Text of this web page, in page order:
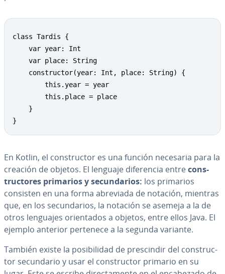
class Tardis {
}
En Kotlin, el co­n­s­tru­c­tor es una función necesaria para la
creación de objetos. El lenguaje di­fe­re­n­cia entreco­n­s­
tru­c­to­res primarios y se­cu­n­da­rios: los primarios
consisten en una forma abreviada de notación, mientras
que, en los se­cu­n­da­rios, la notación se asemeja a la de
otros lenguajes orie­n­ta­dos a objetos, entre ellos Java. El
ejemplo anterior pertenece a la segunda variante.
También existe la po­si­bi­li­dad de pre­s­ci­n­dir del co­n­s­tru­c­
tor se­cu­n­da­rio y usar el co­n­s­tru­c­tor primario en su